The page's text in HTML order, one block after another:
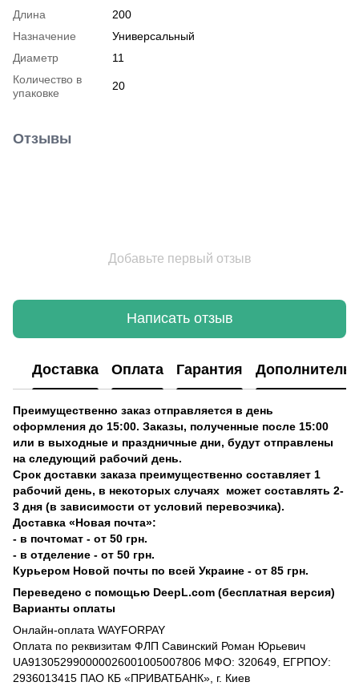
Длина
200
Назначение
Универсальный
Диаметр
11
Количество в
упаковке
20
Отзывы
Добавьте первый отзыв
Написать отзыв
Доставка Оплата Гарантия
Преимущественно заказ отправляется в день
оформления до 15:00. Заказы, полученные после 15:00
или в выходные и праздничные дни, будут отправлены
на следующий рабочий день.
Срок доставки заказа преимущественно составляет 1
рабочий день, в некоторых случаях может составлять 2-
3 дня (в зависимости от условий перевозчика).
Доставка «Новая почта»:
- в почтомат - от 50 грн.
- в отделение - от 50 грн.
Курьером Новой почты по всей Украине - от 85 грн.
Переведено с помощью DeepL.com (бесплатная версия)
Варианты оплаты
Онлайн-оплата WAYFORPAY
Оплата по реквизитам ФЛП Савинский Роман Юрьевич
UA913052990000026001005007806 МФО: 320649, ЕГРПОУ:
2936013415 ПАО КБ «ПРИВАТБАНК», г. Киев